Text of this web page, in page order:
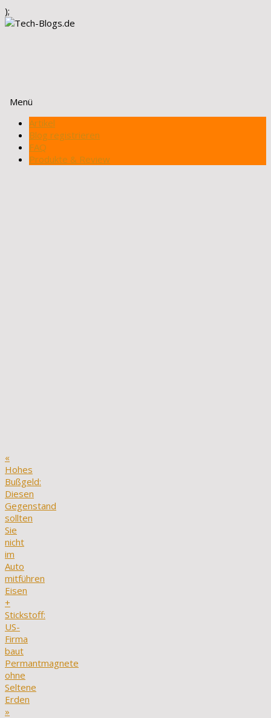
);
Menü
Zum
Inhalt
springen
Artikel
Blog registrieren
FAQ
Produkte & Review
«
Hohes
Bußgeld:
Diesen
Gegenstand
sollten
Sie
nicht
im
Auto
mitführen
Eisen
+
Stickstoff:
US-
Firma
baut
Permantmagnete
ohne
Seltene
Erden
»